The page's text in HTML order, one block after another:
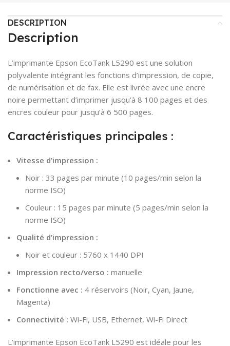
DESCRIPTION
Description
L’imprimante Epson EcoTank L5290 est une solution
polyvalente intégrant les fonctions d’impression, de copie,
de numérisation et de fax. Elle est livrée avec une encre
noire permettant d’imprimer jusqu’à 8 100 pages et des
encres couleur pour jusqu’à 6 500 pages.
Caractéristiques principales :
Vitesse d’impression :
Noir : 33 pages par minute (10 pages/min selon la
norme ISO)
Couleur : 15 pages par minute (5 pages/min selon la
norme ISO)
Qualité d’impression :
Noir et couleur : 5760 x 1440 DPI
Impression recto/verso : manuelle
Fonctionne avec : 4 réservoirs (Noir, Cyan, Jaune,
Magenta)
Connectivité : Wi-Fi, USB, Ethernet, Wi-Fi Direct
L’imprimante Epson EcoTank L5290 est idéale pour les